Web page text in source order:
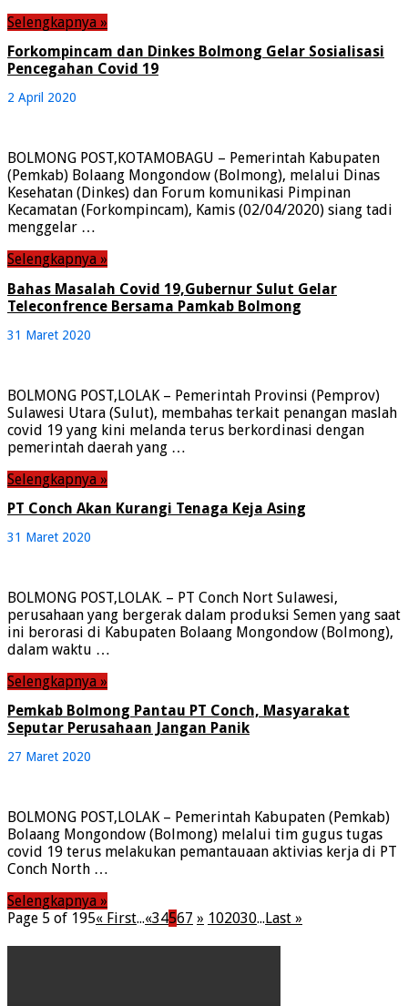
Selengkapnya »
Forkompincam dan Dinkes Bolmong Gelar Sosialisasi
Pencegahan Covid 19
2 April 2020
BOLMONG POST,KOTAMOBAGU – Pemerintah Kabupaten
(Pemkab) Bolaang Mongondow (Bolmong), melalui Dinas
Kesehatan (Dinkes) dan Forum komunikasi Pimpinan
Kecamatan (Forkompincam), Kamis (02/04/2020) siang tadi
menggelar …
Selengkapnya »
Bahas Masalah Covid 19,Gubernur Sulut Gelar
Teleconfrence Bersama Pamkab Bolmong
31 Maret 2020
BOLMONG POST,LOLAK – Pemerintah Provinsi (Pemprov)
Sulawesi Utara (Sulut), membahas terkait penangan maslah
covid 19 yang kini melanda terus berkordinasi dengan
pemerintah daerah yang …
Selengkapnya »
PT Conch Akan Kurangi Tenaga Keja Asing
31 Maret 2020
BOLMONG POST,LOLAK. – PT Conch Nort Sulawesi,
perusahaan yang bergerak dalam produksi Semen yang saat
ini berorasi di Kabupaten Bolaang Mongondow (Bolmong),
dalam waktu …
Selengkapnya »
Pemkab Bolmong Pantau PT Conch, Masyarakat
Seputar Perusahaan Jangan Panik
27 Maret 2020
BOLMONG POST,LOLAK – Pemerintah Kabupaten (Pemkab)
Bolaang Mongondow (Bolmong) melalui tim gugus tugas
covid 19 terus melakukan pemantauaan aktivias kerja di PT
Conch North …
Selengkapnya »
Page 5 of 195« First...«34567 » 102030...Last »